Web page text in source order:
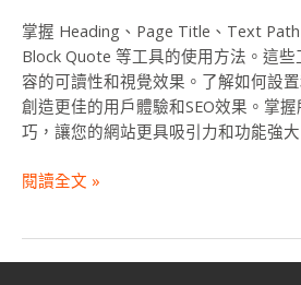
掌握 Heading、Page Title、Text
Block Quote 等工具的使用方法。這
容的可讀性和視覺效果。了解如何設
創造更佳的用戶體驗和SEO效果。掌
巧，讓您的網站更具吸引力和功能強大
閱讀全文 »